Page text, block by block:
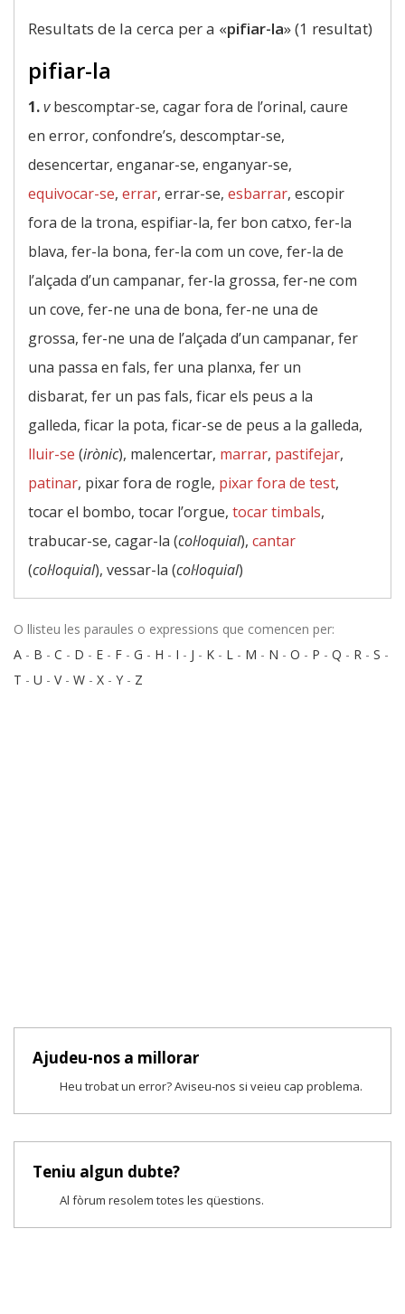
Resultats de la cerca per a «pifiar-la» (1 resultat)
pifiar-la
1.vbescomptar-se, cagar fora de l’orinal, caure
en error, confondre’s, descomptar-se,
desencertar, enganar-se, enganyar-se,
equivocar-se, errar, errar-se, esbarrar, escopir
fora de la trona, espifiar-la, fer bon catxo, fer-la
blava, fer-la bona, fer-la com un cove, fer-la de
l’alçada d’un campanar, fer-la grossa, fer-ne com
un cove, fer-ne una de bona, fer-ne una de
grossa, fer-ne una de l’alçada d’un campanar, fer
una passa en fals, fer una planxa, fer un
disbarat, fer un pas fals, ficar els peus a la
galleda, ficar la pota, ficar-se de peus a la galleda,
lluir-se (irònic), malencertar, marrar, pastifejar,
patinar, pixar fora de rogle, pixar fora de test,
tocar el bombo, tocar l’orgue, tocar timbals,
trabucar-se, cagar-la (col·loquial), cantar
(col·loquial), vessar-la (col·loquial)
O llisteu les paraules o expressions que comencen per:
A - B - C - D - E - F - G - H - I - J - K - L - M - N - O - P - Q - R - S -
T - U - V- W - X - Y - Z
Ajudeu-nos a millorar
Heu trobat un error? Aviseu-nos si veieu cap problema.
Teniu algun dubte?
Al fòrum resolem totes les qüestions.